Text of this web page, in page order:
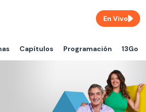
Capítulos Programación 13Go
En Vivo